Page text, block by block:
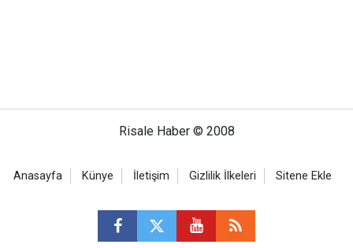
Risale Haber © 2008
Anasayfa Künye İletişim Gizlilik İlkeleri Sitene Ekle